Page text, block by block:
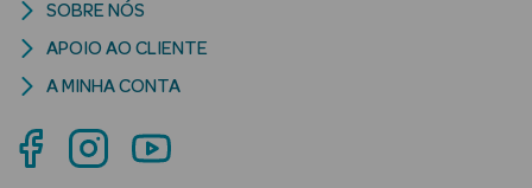
Séruns Faciais
Creme de Olhos
SOBRE NÓS
APOIO AO CLIENTE
A MINHA CONTA